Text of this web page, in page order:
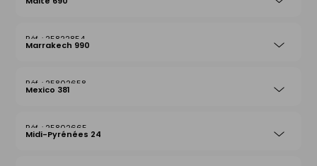
25822854
Marrakech 990
25802658
Mexico 381
25802665
Midi-Pyrénées 24